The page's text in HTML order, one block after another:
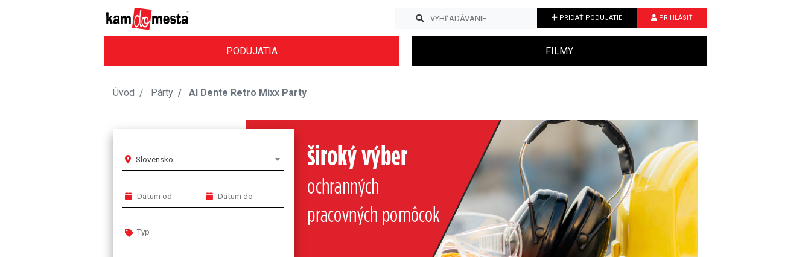
PRIDAŤ PODUJATIE PRIHLÁSIŤ
PODUJATIA FILMY
Úvod Párty Al Dente Retro Mixx Party
Slovensko
Next